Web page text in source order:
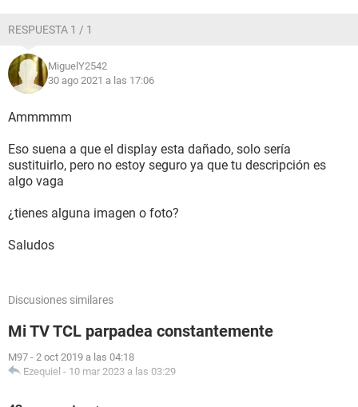
RESPUESTA 1 / 1
MiguelY2542
30 ago 2021 a las 17:06
Ammmmm
Eso suena a que el display esta dañado, solo sería
sustituirlo, pero no estoy seguro ya que tu descripción es
algo vaga
¿tienes alguna imagen o foto?
Saludos
Discusiones similares
Mi TV TCL parpadea constantemente
M97 - 2 oct 2019 a las 04:18
Ezequiel - 10 mar 2023 a las 03:29